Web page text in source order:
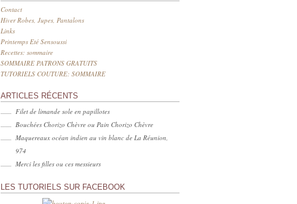
Contact
Hiver Robes, Jupes, Pantalons
Links
Printemps Eté Sensoussi
Recettes: sommaire
SOMMAIRE PATRONS GRATUITS
TUTORIELS COUTURE: SOMMAIRE
ARTICLES RÉCENTS
Filet de limande sole en papillotes
Bouchées Chorizo Chèvre ou Pain Chorizo Chèvre
Maquereaux océan indien au vin blanc de La Réunion,
974
Merci les filles ou ces messieurs
LES TUTORIELS SUR FACEBOOK